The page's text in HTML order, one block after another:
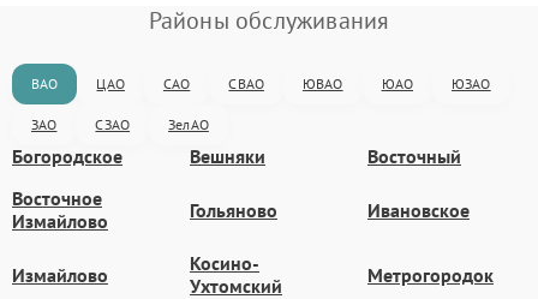
Районы обслуживания
ВАО ЦАО САО СВАО ЮВАО ЮАО ЮЗАО
ЗАО СЗАО ЗелАО
Богородское Вешняки
Восточный
Восточное
Измайлово
Гольяново Ивановское
Измайлово
Косино-
Ухтомский
Метрогородок